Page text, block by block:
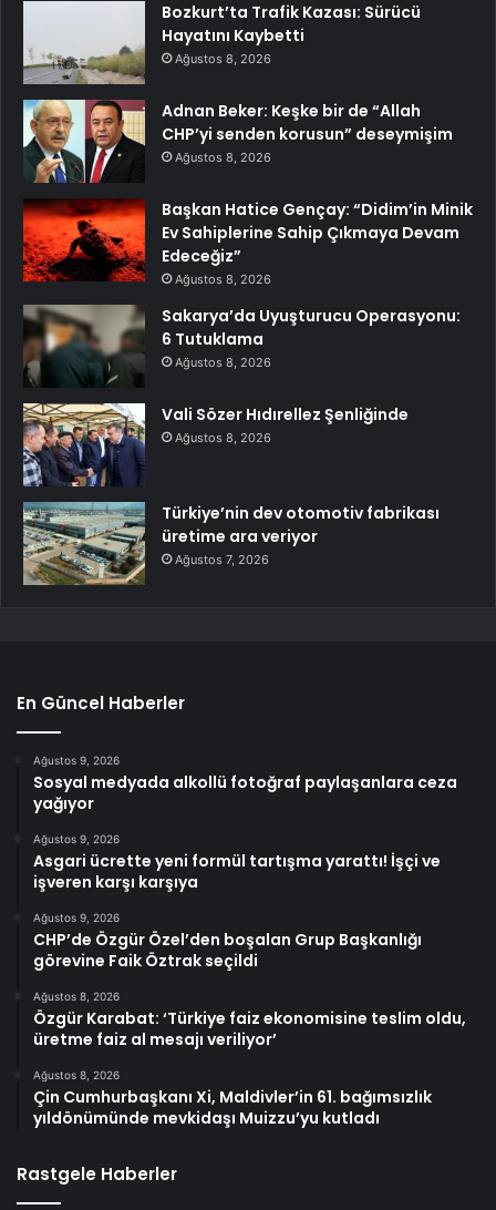
Bozkurt’ta Trafik Kazası: Sürücü
Hayatını Kaybetti
Ağustos 8, 2026
Adnan Beker: Keşke bir de “Allah
CHP’yi senden korusun” deseymişim
Ağustos 8, 2026
Başkan Hatice Gençay: “Didim’in Minik
Ev Sahiplerine Sahip Çıkmaya Devam
Edeceğiz”
Ağustos 8, 2026
Sakarya’da Uyuşturucu Operasyonu:
6 Tutuklama
Ağustos 8, 2026
Vali Sözer Hıdırellez Şenliğinde
Ağustos 8, 2026
Türkiye’nin dev otomotiv fabrikası
üretime ara veriyor
Ağustos 7, 2026
En Güncel Haberler
Ağustos 9, 2026
Sosyal medyada alkollü fotoğraf paylaşanlara ceza
yağıyor
Ağustos 9, 2026
Asgari ücrette yeni formül tartışma yarattı! İşçi ve
işveren karşı karşıya
Ağustos 9, 2026
CHP’de Özgür Özel’den boşalan Grup Başkanlığı
görevine Faik Öztrak seçildi
Ağustos 8, 2026
Özgür Karabat: ‘Türkiye faiz ekonomisine teslim oldu,
üretme faiz al mesajı veriliyor’
Ağustos 8, 2026
Çin Cumhurbaşkanı Xi, Maldivler’in 61. bağımsızlık
yıldönümünde mevkidaşı Muizzu’yu kutladı
Rastgele Haberler